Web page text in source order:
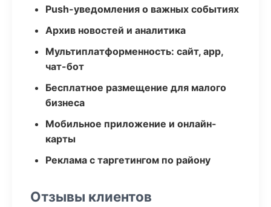
Push-уведомления о важных событиях
Архив новостей и аналитика
Мультиплатформенность: сайт, app,
чат-бот
Бесплатное размещение для малого
бизнеса
Мобильное приложение и онлайн-
карты
Реклама с таргетингом по району
Отзывы клиентов